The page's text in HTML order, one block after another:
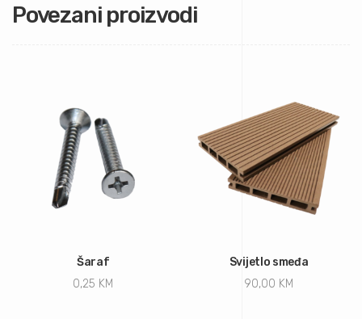
Povezani proizvodi
Šaraf
0,25 KM
Svijetlo smeđa
90,00 KM